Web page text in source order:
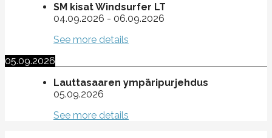
SM kisat Windsurfer LT
04.09.2026 - 06.09.2026
See more details
05.09.2026
Lauttasaaren ympäripurjehdus
05.09.2026
See more details